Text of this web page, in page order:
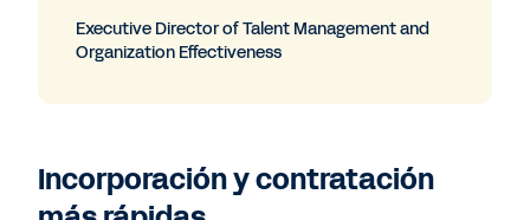
Executive Director of Talent Management and
Organization Effectiveness
Incorporación y contratación